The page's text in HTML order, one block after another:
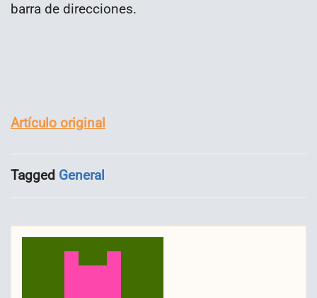
barra de direcciones.
Artículo original
Tagged General